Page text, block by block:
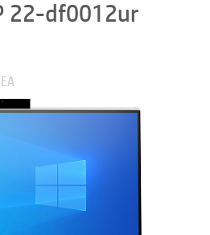
22-df0012ur